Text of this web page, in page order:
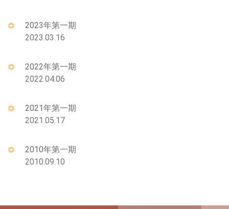
2023年第一期
2023.03.16
2022年第一期
2022.04.06
2021年第一期
2021.05.17
2010年第一期
2010.09.10